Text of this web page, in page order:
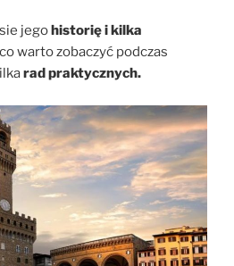
jegohistorię i kilka
warto zobaczyć podczas
rad praktycznych.